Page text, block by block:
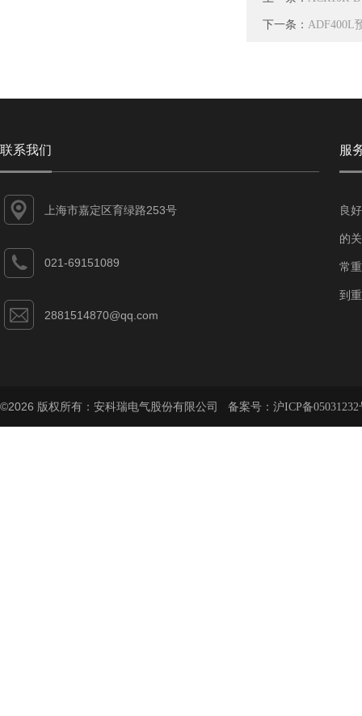
下一条： ADF400L
联系我们
上海市嘉定区育绿路253号
021-69151089
2881514870@qq.com
服
良
的
常
到
©2026 版权所有：安科瑞电气股份有限公司 备案号： 沪ICP备05031232